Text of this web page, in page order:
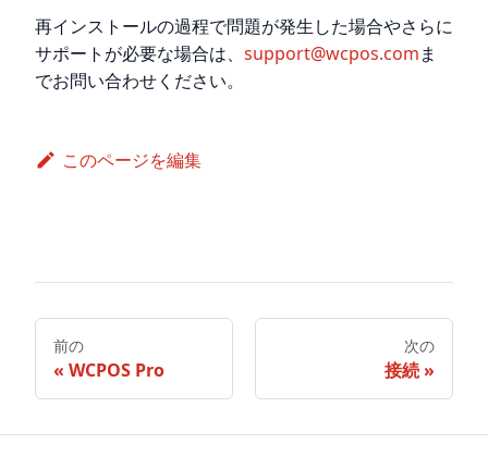
再インストールの過程で問題が発生した場合やさらに
サポートが必要な場合は、 support@wcpos.comま
でお問い合わせください。
このページを編集
前の
WCPOS Pro
次の
接続